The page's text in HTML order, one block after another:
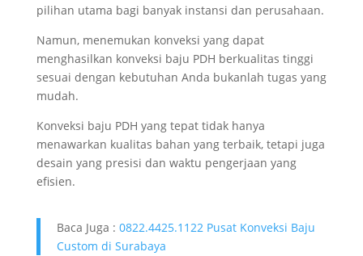
pilihan utama bagi banyak instansi dan perusahaan.
Namun, menemukan konveksi yang dapat
menghasilkan konveksi baju PDH berkualitas tinggi
sesuai dengan kebutuhan Anda bukanlah tugas yang
mudah.
Konveksi baju PDH yang tepat tidak hanya
menawarkan kualitas bahan yang terbaik, tetapi juga
desain yang presisi dan waktu pengerjaan yang
efisien.
Baca Juga : 0822.4425.1122 Pusat Konveksi Baju
Custom di Surabaya